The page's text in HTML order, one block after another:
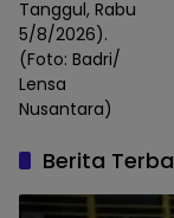
Tanggul, Rabu
5/8/2026).
(Foto: Badri/
Lensa
Nusantara)
Berita